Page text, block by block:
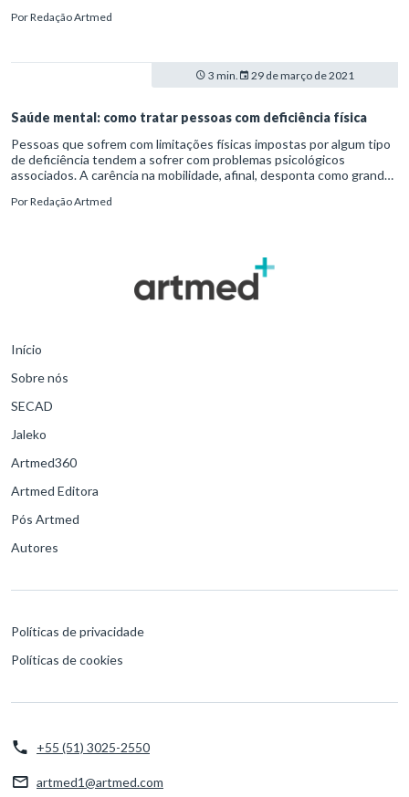
trabalho. Logo, é comum entre o público feminino haver sobrecarga
PorRedação Artmed
3 min. 29 de março de 2021
Saúde mental: como tratar pessoas com deficiência física
Pessoas que sofrem com limitações físicas impostas por algum tipo
de deficiência tendem a sofrer com problemas psicológicos
associados. A carência na mobilidade, afinal, desponta como grande
PorRedação Artmed
Início
Sobre nós
SECAD
Jaleko
Artmed360
Artmed Editora
Pós Artmed
Autores
Políticas de privacidade
Políticas de cookies
+55 (51) 3025-2550
artmed1@artmed.com